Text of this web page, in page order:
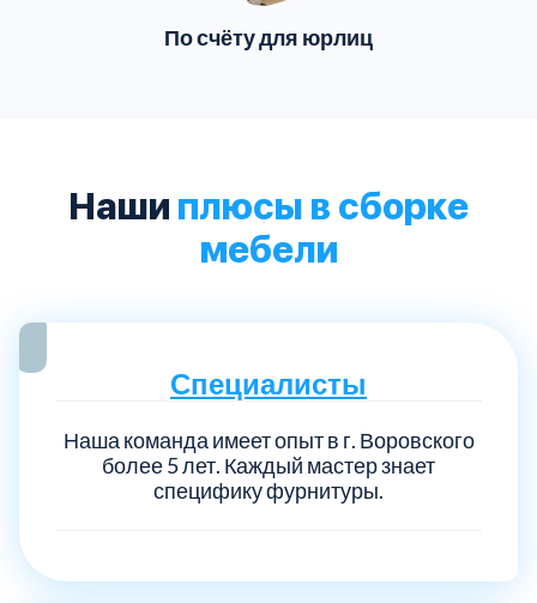
По счёту для юрлиц
Наши плюсы в сборке
мебели
Специалисты
Наша команда имеет опыт в г. Воровского
более 5 лет. Каждый мастер знает
специфику фурнитуры.